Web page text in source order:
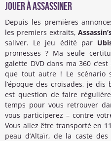
jouer à Assassiner
Depuis les premières
les premiers extraits,
saliver. Le jeu édité par
promesses ? Ma seule
galette DVD dans ma 360
que tout autre ! Le scénario
l’époque des croisades, je
est question de faire
temps pour vous retrouver
vous participerez – contre
Vous allez être transporté en
peau d’Altaïr, de la caste